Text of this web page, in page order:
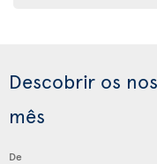
Descobrir os
mês
De